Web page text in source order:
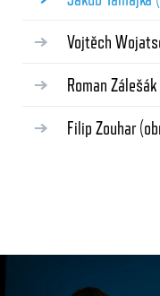
Vojtěch
Roman Zálešák
Filip Zouhar